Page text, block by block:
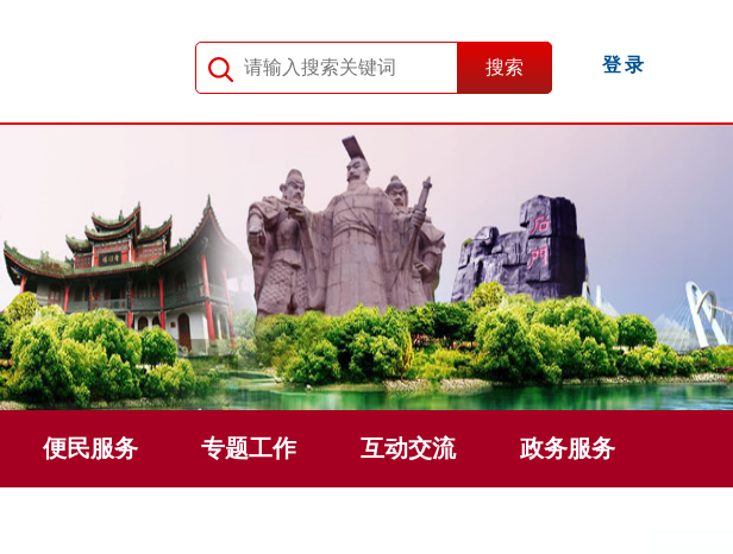
登录
便民服务 专题工作 互动交流 政务服务